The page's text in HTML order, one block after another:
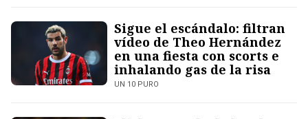
Sigue el escándalo: filtran
vídeo de Theo Hernández
en una fiesta con scorts e
inhalando gas de la risa
UN 10 PURO